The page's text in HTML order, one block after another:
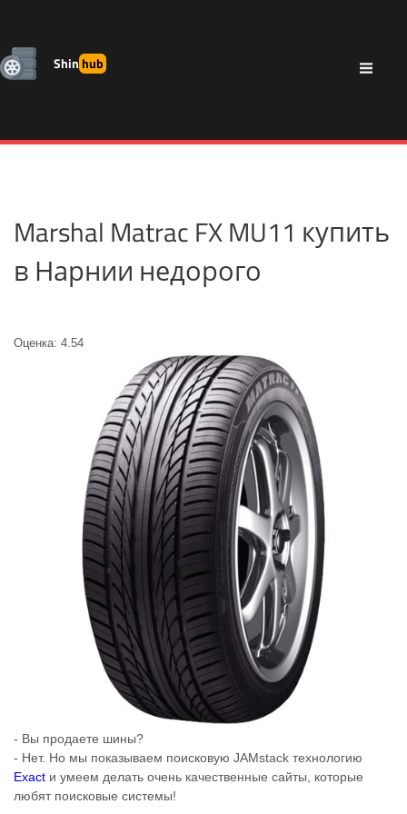
Shinhub
Marshal Matrac FX MU11 купить
в Нарнии недорого
Оценка: 4.54
- Вы продаете шины?
- Нет. Но мы показываем поисковую JAMstack технологию
Exact и умеем делать очень качественные сайты, которые
любят поисковые системы!